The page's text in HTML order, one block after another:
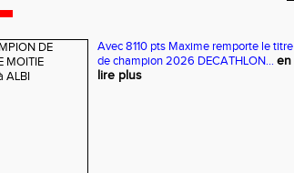
Avec 8110 pts Maxime remporte le titre
de champion 2026 DECATHLON... en
lire plus